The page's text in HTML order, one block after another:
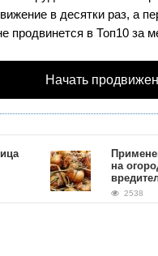
в десятки раз, а
продвинется в Топ10 за
Начать
Применение
на огороде:
вредителями
2538